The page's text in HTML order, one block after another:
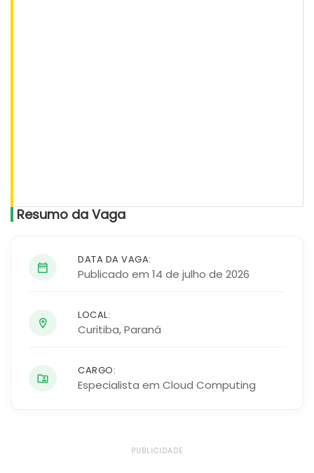
Resumo da Vaga
DATA DA VAGA:
Publicado em 14 de julho de 2026
LOCAL:
Curitiba,Paraná
CARGO:
Especialista em Cloud Computing
PUBLICIDADE